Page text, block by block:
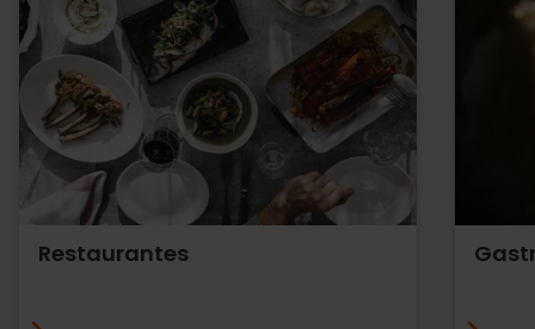
Restaurantes